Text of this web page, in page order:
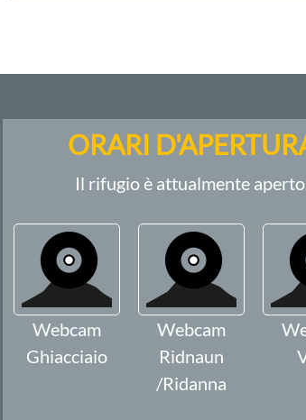
ORARI
Il rifugio è attualmente aperto.
Webcam
Ghiacciaio
Webcam
Ridnaun
/Ridanna